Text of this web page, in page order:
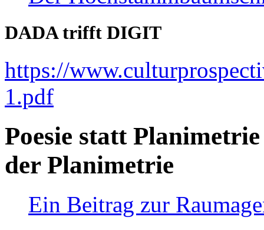
DADA trifft DIGIT
https://
1.pdf
Poesie statt
der Planimetrie
Ein Beitrag zur